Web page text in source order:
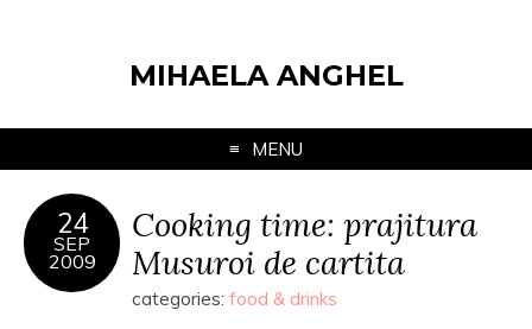
MIHAELA ANGHEL
MENU
24
SEP
2009
Cooking time: prajitura
Musuroi de cartita
categories: food & drinks